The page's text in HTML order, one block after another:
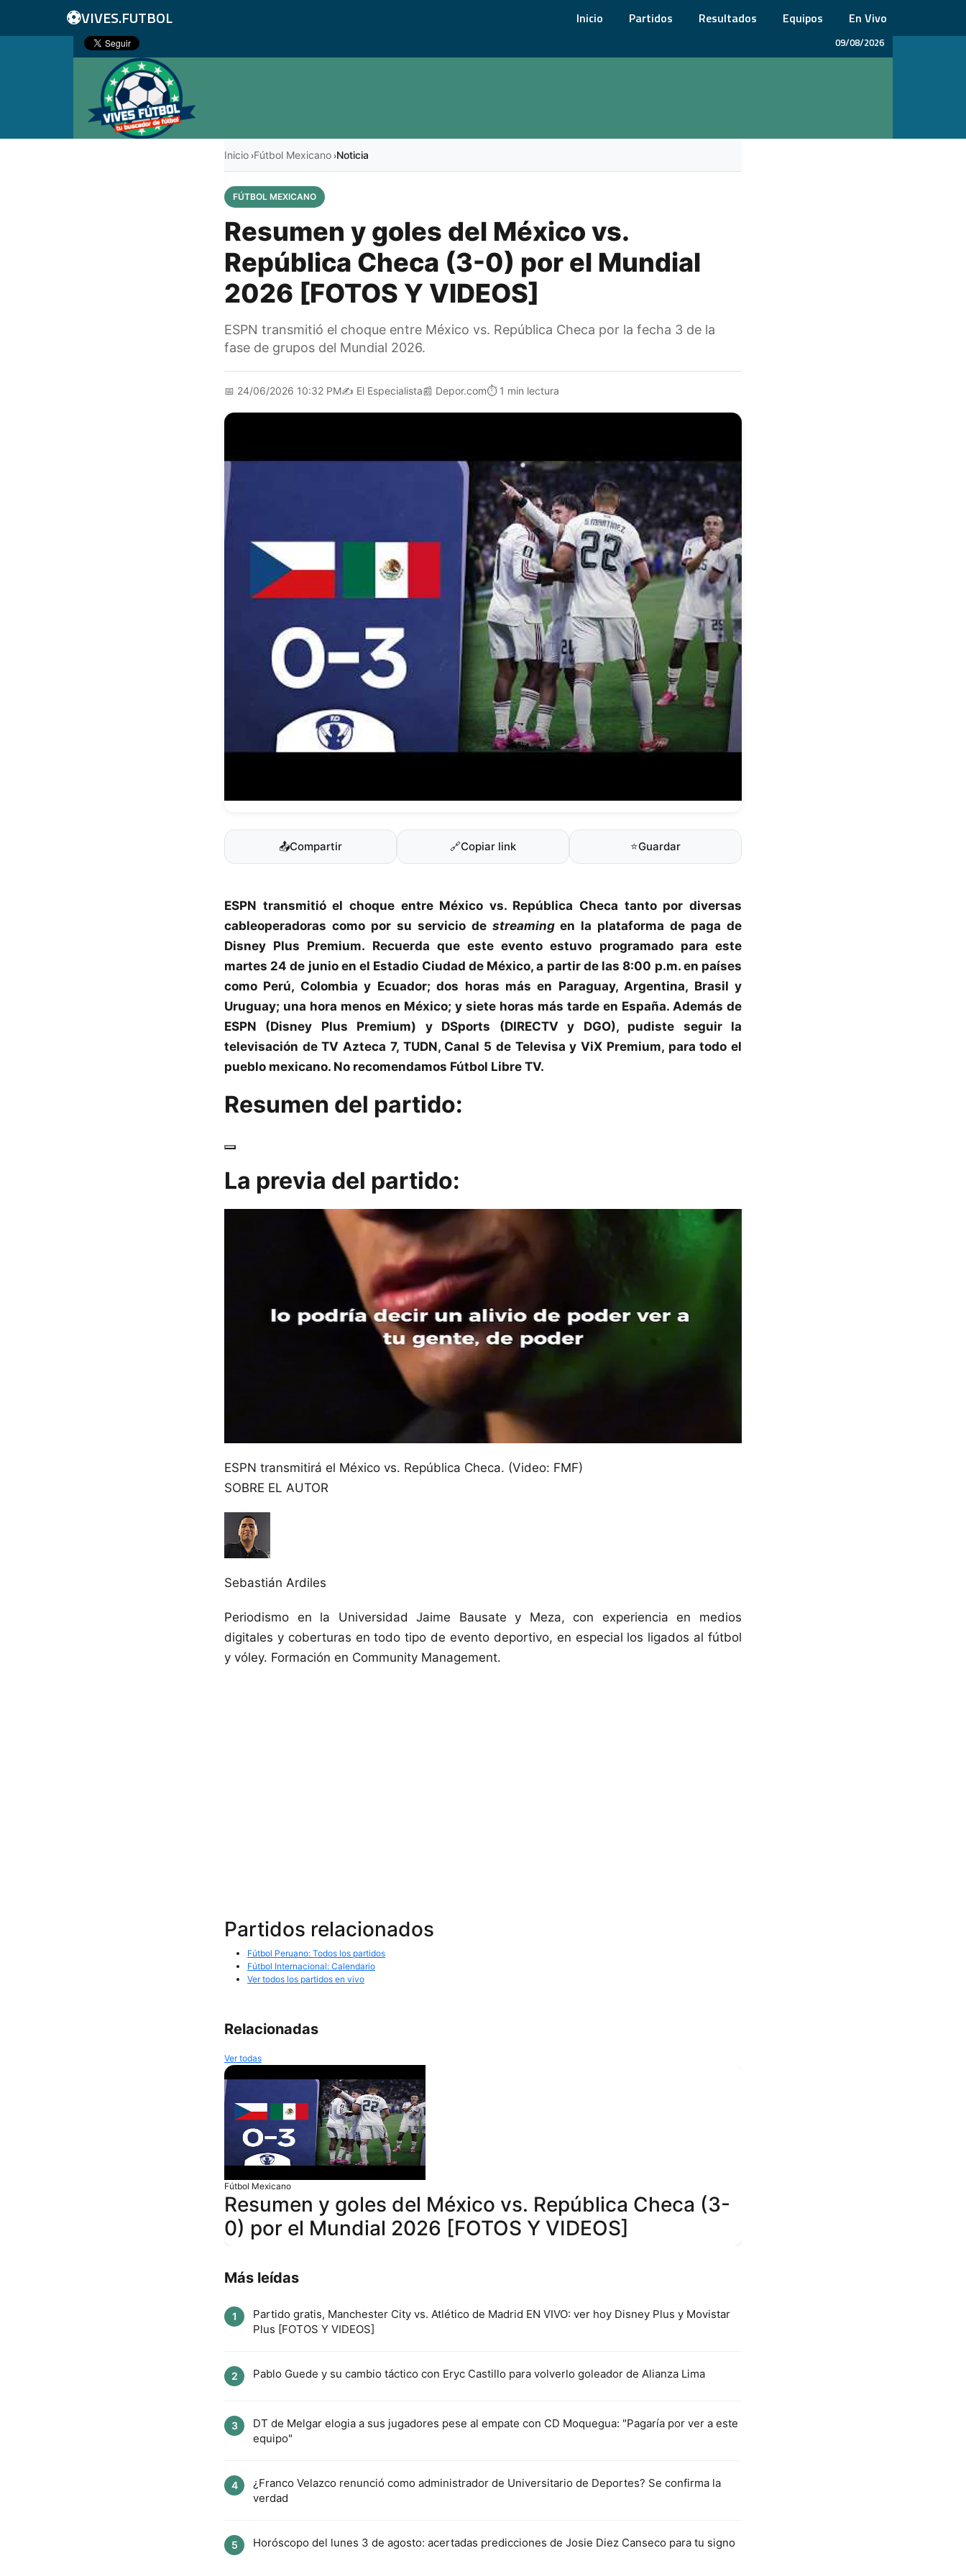
⚽VIVES.FUTBOL Inicio Partidos Resultados Equipos En Vivo
09/08/2026
Inicio ›Fútbol Mexicano ›Noticia
FÚTBOL MEXICANO
Resumen y goles del México vs.
República Checa (3-0) por el Mundial
2026 [FOTOS Y VIDEOS]
ESPN transmitió el choque entre México vs. República Checa por la fecha 3 de la
fase de grupos del Mundial 2026.
📅 24/06/2026 10:32 PM✍️ El Especialista📰 Depor.com⏱️ 1 min lectura
📤Compartir 🔗Copiar link ⭐Guardar
ESPN transmitió el choque entre México vs. República Checa tanto por diversas
cableoperadoras como por su servicio de streamingen la plataforma de paga de
Disney Plus Premium. Recuerda que este evento estuvo programado para este
martes 24 de junio en el Estadio Ciudad de México, a partir de las 8:00 p.m. en países
como Perú, Colombia y Ecuador; dos horas más en Paraguay, Argentina, Brasil y
Uruguay; una hora menos en México; y siete horas más tarde en España. Además de
ESPN (Disney Plus Premium) y DSports (DIRECTV y DGO), pudiste seguir la
televisación de TV Azteca 7, TUDN, Canal 5 de Televisa y ViX Premium, para todo el
pueblo mexicano. No recomendamos Fútbol Libre TV.
Resumen del partido:
La previa del partido:
ESPN transmitirá el México vs. República Checa. (Video: FMF)
SOBRE EL AUTOR
Sebastián Ardiles
Periodismo en la Universidad Jaime Bausate y Meza, con experiencia en medios
digitales y coberturas en todo tipo de evento deportivo, en especial los ligados al fútbol
y vóley. Formación en Community Management.
Partidos relacionados
Fútbol Peruano: Todos los partidos
Fútbol Internacional: Calendario
Ver todos los partidos en vivo
Relacionadas
Ver todas
Fútbol Mexicano
Resumen y goles del México vs. República Checa (3-
0) por el Mundial 2026 [FOTOS Y VIDEOS]
Más leídas
1
Partido gratis, Manchester City vs. Atlético de Madrid EN VIVO: ver hoy Disney Plus y Movistar
Plus [FOTOS Y VIDEOS]
2 Pablo Guede y su cambio táctico con Eryc Castillo para volverlo goleador de Alianza Lima
3
DT de Melgar elogia a sus jugadores pese al empate con CD Moquegua: "Pagaría por ver a este
equipo"
4
¿Franco Velazco renunció como administrador de Universitario de Deportes? Se confirma la
verdad
5 Horóscopo del lunes 3 de agosto: acertadas predicciones de Josie Diez Canseco para tu signo